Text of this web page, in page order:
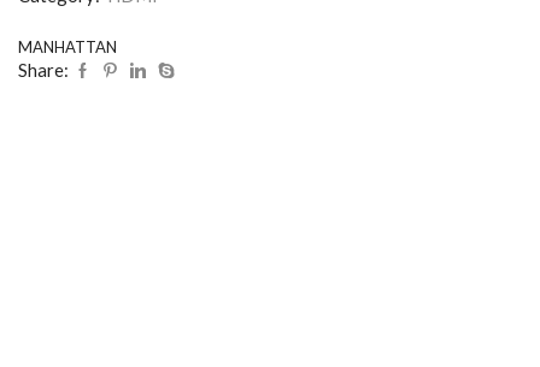
MANHATTAN
Share: